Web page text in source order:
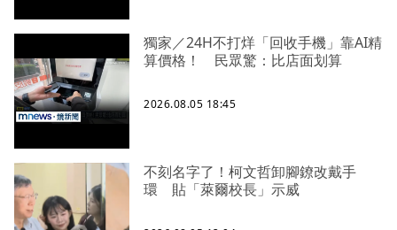
獨家／24H不打烊「回收手機」靠AI精
算價格！ 民眾驚：比店面划算
2026.08.05 18:45
不刻名字了！柯文哲卸腳鐐改戴手
環 貼「萊爾校長」示威